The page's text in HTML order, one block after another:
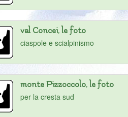
val Concei, le foto
ciaspole e scialpinismo
monte Pizzoccolo, le foto
per la cresta sud